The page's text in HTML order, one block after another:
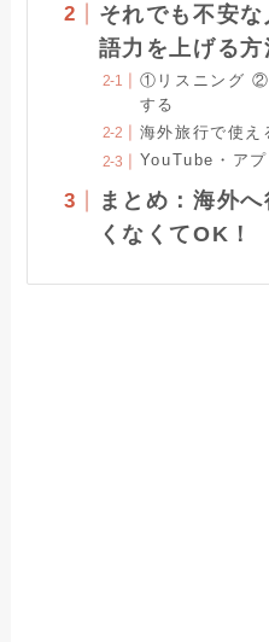
それでも不安
語力を上げる方
①リスニング ②
する
海外旅行で使え
YouTube・ア
まとめ：海外
くなくてOK！